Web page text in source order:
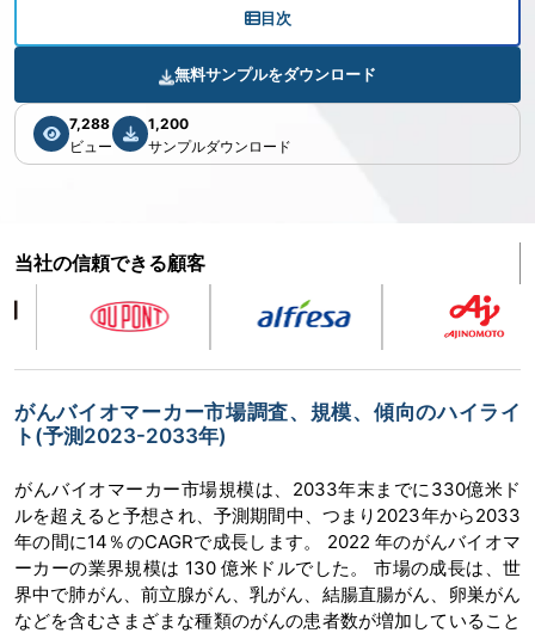
目次
無料サンプルをダウンロード
7,288
ビュー
1,200
サンプルダウンロード
当社の信頼できる顧客
がんバイオマーカー市場調査、規模、傾向のハイライ
ト(予測2023-2033年)
がんバイオマーカー市場規模は、2033年末までに330億米ド
ルを超えると予想され、予測期間中、つまり2023年から2033
年の間に14％のCAGRで成長します。 2022 年のがんバイオマ
ーカーの業界規模は 130 億米ドルでした。 市場の成長は、世
界中で肺がん、前立腺がん、乳がん、結腸直腸がん、卵巣がん
などを含むさまざまな種類のがんの患者数が増加していること